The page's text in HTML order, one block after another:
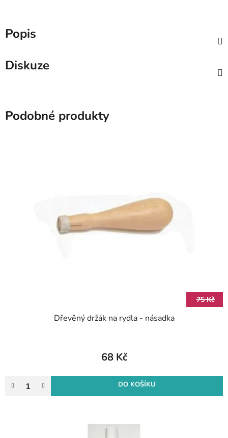
Popis
Diskuze
Podobné produkty
75 Kč
Dřevěný držák na rydla - násadka
68 Kč
DO KOŠÍKU